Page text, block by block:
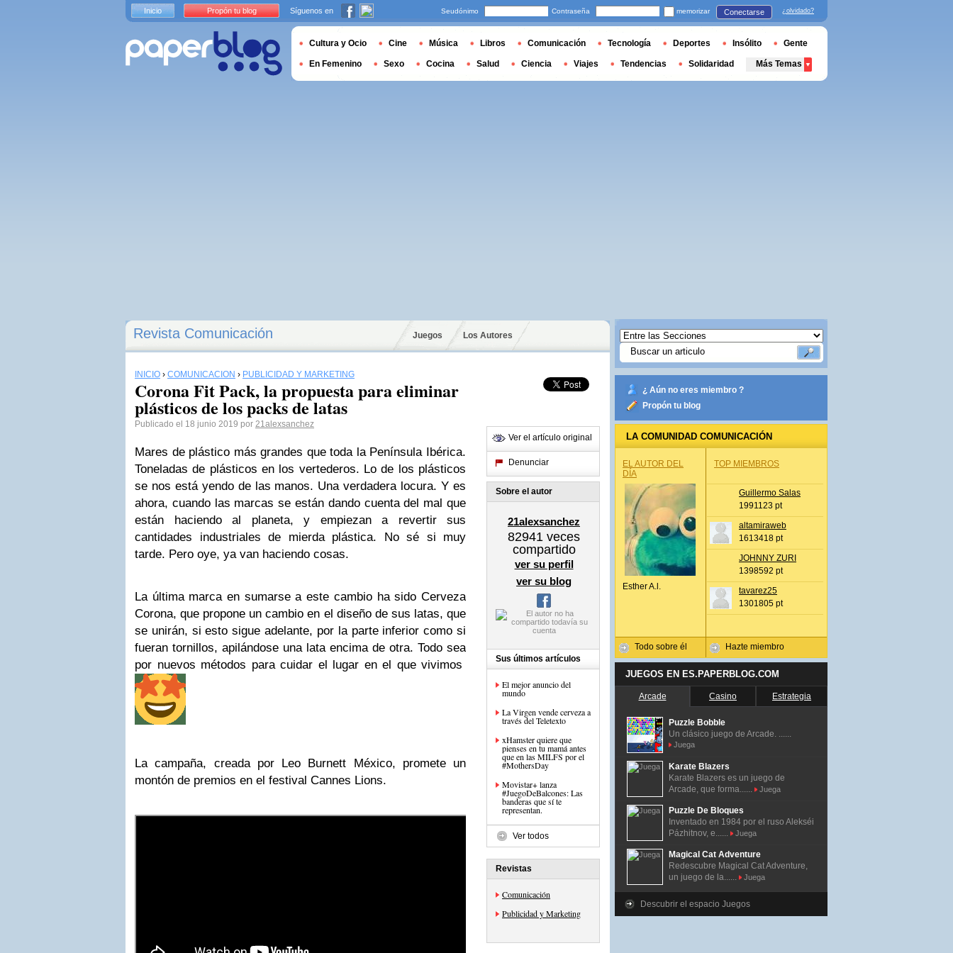
Revista Comunicación Juegos Los Autores
INICIO › COMUNICACIÓN › PUBLICIDAD Y MARKETING
Corona Fit Pack, la propuesta para eliminar
plásticos de los packs de latas
Publicado el 18 junio 2019 por 21alexsanchez
Mares de plástico más grandes que toda la Península Ibérica.
Toneladas de plásticos en los vertederos. Lo de los plásticos
se nos está yendo de las manos. Una verdadera locura. Y es
ahora, cuando las marcas se están dando cuenta del mal que
están haciendo al planeta, y empiezan a revertir sus
cantidades industriales de mierda plástica. No sé si muy
tarde. Pero oye, ya van haciendo cosas.
La última marca en sumarse a este cambio ha sido Cerveza
Corona, que propone un cambio en el diseño de sus latas, que
se unirán, si esto sigue adelante, por la parte inferior como si
fueran tornillos, apilándose una lata encima de otra. Todo sea
por nuevos métodos para cuidar el lugar en el que vivimos
La campaña, creada por Leo Burnett México, promete un
montón de premios en el festival Cannes Lions.
Ver el artículo original
Denunciar
Sobre el autor
21alexsanchez
82941 veces
compartido
ver su perfil
ver su blog
Sus últimos artículos
El mejor anuncio del
mundo
La Virgen vende cerveza a
través del Teletexto
xHamster quiere que
pienses en tu mamá antes
que en las MILFS por el
#MothersDay
Movistar+ lanza
#JuegoDeBalcones: Las
banderas que sí te
representan.
Ver todos
Revistas
Comunicación
Publicidad y Marketing
¿ Aún no eres miembro ?
Propón tu blog
LA COMUNIDAD COMUNICACIÓN
EL AUTOR DEL
DÍA
Esther A.l.
Todo sobre él
TOP MIEMBROS
Guillermo Salas
1991123 pt
altamiraweb
1613418 pt
JOHNNY ZURI
1398592 pt
tavarez25
1301805 pt
Hazte miembro
JUEGOS EN ES.PAPERBLOG.COM
Arcade Casino Estrategia
Puzzle Bobble
Un clásico juego de Arcade. ......
Juega
Karate Blazers
Karate Blazers es un juego de
Arcade, que forma......
Juega
Puzzle De Bloques
Inventado en 1984 por el ruso Alekséi
Pázhitnov, e......
Juega
Magical Cat Adventure
Redescubre Magical Cat Adventure,
un juego de la......
Juega
Descubrir el espacio Juegos
Inicio Propón tu blog Síguenos en Seudónimo Contraseña memorizar Conectarse ¿olvidado?
Cultura y Ocio Cine Música Libros Comunicación Tecnología Deportes Insólito Gente
En Femenino Sexo Cocina Salud Ciencia Viajes Tendencias Solidaridad Más Temas